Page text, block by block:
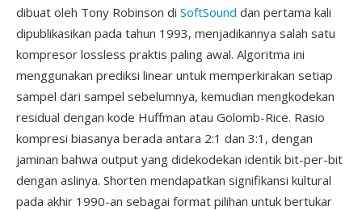
dibuat oleh Tony Robinson di SoftSound dan pertama kali
dipublikasikan pada tahun 1993, menjadikannya salah satu
kompresor lossless praktis paling awal. Algoritma ini
menggunakan prediksi linear untuk memperkirakan setiap
sampel dari sampel sebelumnya, kemudian mengkodekan
residual dengan kode Huffman atau Golomb-Rice. Rasio
kompresi biasanya berada antara 2:1 dan 3:1, dengan
jaminan bahwa output yang didekodekan identik bit-per-bit
dengan aslinya. Shorten mendapatkan signifikansi kultural
pada akhir 1990-an sebagai format pilihan untuk bertukar